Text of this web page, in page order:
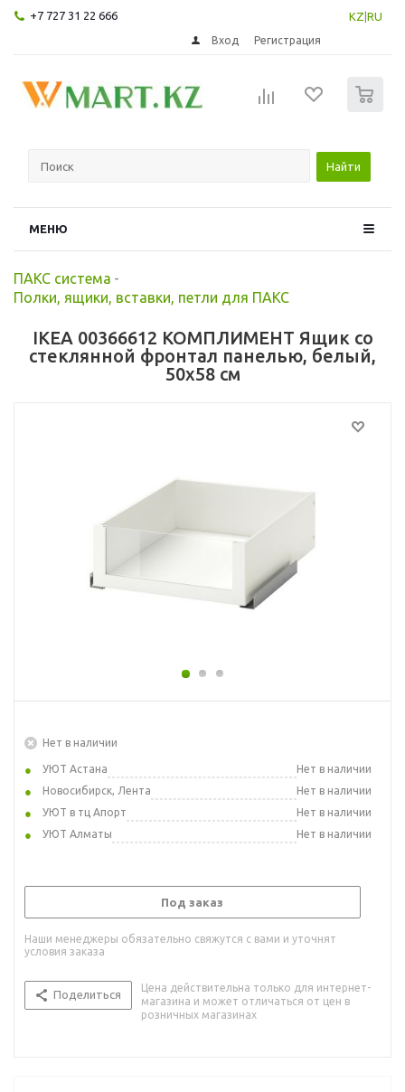
+7 727 31 22 666 KZ RU
Вход Регистрация
Найти
МЕНЮ
ПАКС система -
Полки, ящики, вставки, петли для ПАКС
IKEA 00366612 КОМПЛИМЕНТ Ящик со
стеклянной фронтал панелью, белый,
50x58 см
Нет в наличии
УЮТ Астана
Нет в наличии
Новосибирск, Лента
Нет в наличии
УЮТ в тц Апорт
Нет в наличии
УЮТ Алматы
Нет в наличии
Под заказ
Наши менеджеры обязательно свяжутся с вами и уточнят
условия заказа
Поделиться
Цена действительна только для интернет-
магазина и может отличаться от цен в
розничных магазинах